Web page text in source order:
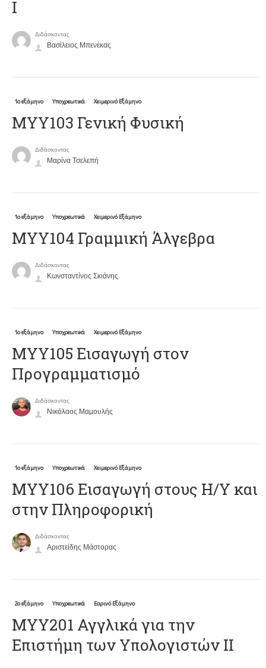
Ι
Διδάσκοντας
Βασίλειος Μπενέκας
1ο εξάμηνο Υποχρεωτικά Χειμερινό Εξάμηνο
ΜΥΥ103 Γενική Φυσική
Διδάσκοντας
Μαρίνα Τσελεπή
1ο εξάμηνο Υποχρεωτικά Χειμερινό Εξάμηνο
ΜΥΥ104 Γραμμική Άλγεβρα
Διδάσκοντας
Κωνσταντίνος Σκιάνης
1ο εξάμηνο Υποχρεωτικά Χειμερινό Εξάμηνο
ΜΥΥ105 Εισαγωγή στον
Προγραμματισμό
Διδάσκοντας
Νικόλαος Μαμουλής
1ο εξάμηνο Υποχρεωτικά Χειμερινό Εξάμηνο
ΜΥΥ106 Εισαγωγή στους Η/Υ και
στην Πληροφορική
Διδάσκοντας
Αριστείδης Μάστορας
2ο εξάμηνο Υποχρεωτικά Εαρινό Εξάμηνο
ΜΥΥ201 Αγγλικά για την
Επιστήμη των Υπολογιστών II